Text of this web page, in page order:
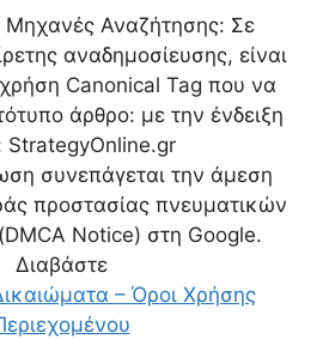
Μηχανές Αναζήτησης: Σε
αναδημοσίευσης, είναι
Canonical Tag που να
άρθρο: με την ένδειξη
StrategyOnline.gr
συνεπάγεται την άμεση
προστασίας πνευματικών
Notice) στη Google.
Διαβάστε
– Όροι Χρήσης